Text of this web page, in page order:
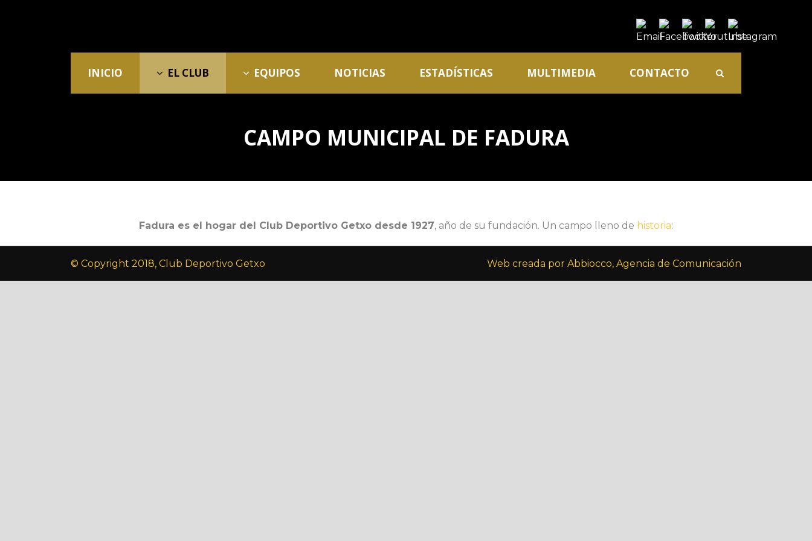
INICIO EL CLUB EQUIPOS NOTICIAS ESTADÍSTICAS MULTIMEDIA CONTACTO
CAMPO MUNICIPAL DE FADURA
Fadura es el hogar del Club Deportivo Getxo desde 1927, año de su fundación. Un campo lleno de historia:
© Copyright 2018, Club Deportivo Getxo Web creada por Abbiocco, Agencia de Comunicación